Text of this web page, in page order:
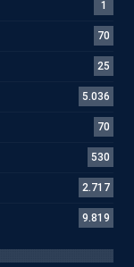
1
70
25
5.036
70
530
2.717
9.819